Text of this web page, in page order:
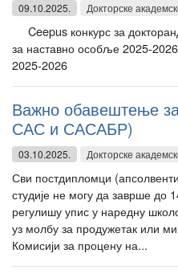
09.10.2025. Докторске
Ceepus конкурс за
за наставно особље 2025-
2025-2026
Важно обавештење
САС и САСАБР)
03.10.2025. Докторске
Сви постдипломци
студије не могу да заврше до
регулишу упис у наредну
уз молбу за продужетак или
Комисији за процену на...